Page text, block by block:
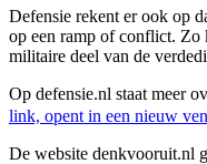
Defensie rekent er ook op
op een ramp of conflict. Zo
militaire deel van de
Op defensie.nl staat meer
link, opent in een nieuw
De website denkvooruit.nl